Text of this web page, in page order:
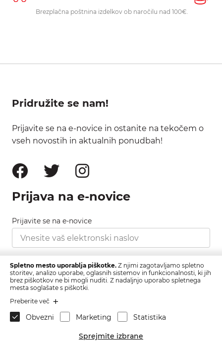
Brezplačna poštnina izdelkov ob naročilu nad 100€.
Pridružite se nam!
Prijavite se na e-novice in ostanite na tekočem o
vseh novostih in aktualnih ponudbah!
Prijava na e-novice
Prijavite se na e-novice
Strinjam se s pravilnikom zasebnosti, ki ga najdete
tukaj.
Spletno mesto uporablja piškotke. Z njimi zagotavljamo spletno
storitev, analizo uporabe, oglasnih sistemov in funkcionalnosti, ki jih
brez piškotkov ne bi mogli nuditi. Z nadaljnjo uporabo spletnega
mesta soglašate s piškotki.
Preberite več
Obvezni Marketing Statistika
Sprejmite izbrane